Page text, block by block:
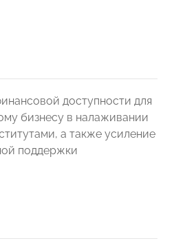
доступности для
бизнесу в налаживании
а также усиление
поддержки